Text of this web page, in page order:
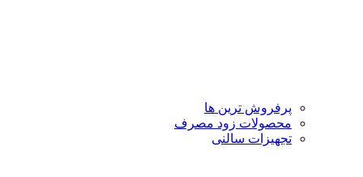
پرفروش ترین ها
محصولات زود مصرف
تجهیزات سالنی